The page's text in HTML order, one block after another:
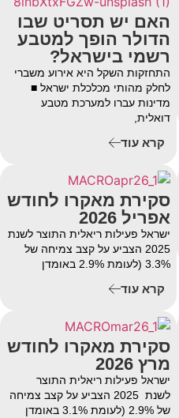
האם יש תסריט שבו
הדולר הופך למטבע
רשמי בישראל?
התחזקות השקל היא אירוע משברי
לחלק מהותי מכלכלת ישראל ■
מדינות עברו למערכת מטבע
דואלית,
קרא עוד
סקירת מאקרו לחודש
אפריל 2026
ישראל פעילות ריאלית התוצר לשנת
2025 הצביע על קצב צמיחה של
3.3% (לעומת 2.9% באומדן
קרא עוד
סקירת מאקרו לחודש
מרץ 2026
ישראל פעילות ריאלית התוצר
לשנת 2025 הצביע על קצב צמיחה
של 2.9% (לעומת 3.1% באומדן